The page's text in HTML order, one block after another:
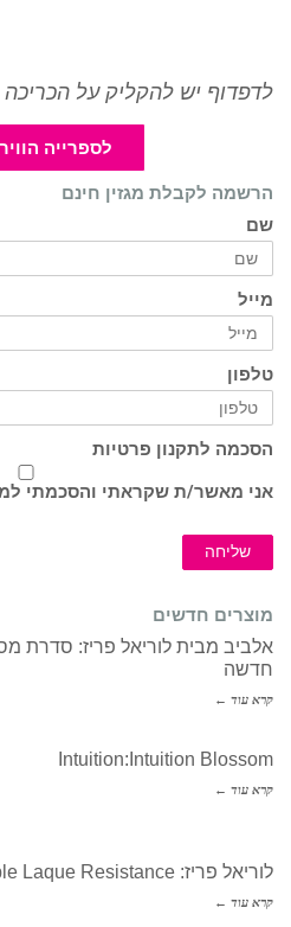
לדפדוף יש להקליק על הכריכה
לספרייה
הרשמה לקבלת מגזין חינם
שם
מייל
טלפון
הסכמה לתקנון פרטיות
אני מאשר/ת שקראתי והסכמתי ל
שליחה
מוצרים חדשים
אלביב מבית לוריאל פריז: סדרת
חדשה
קרא עוד ←
Intuition:Intuition Blossom
קרא עוד ←
לוריאל פריז: Infallible Laque Resistance
קרא עוד ←